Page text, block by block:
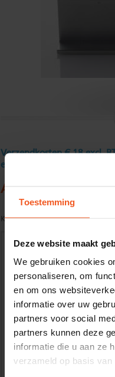
Toestemming
Deze website maakt
We gebruiken cookies
personaliseren, om
en om ons
informatie over uw
partners voor social
partners kunnen deze
informatie die u aan ze
verzameld op basis
Verzendkosten € 18 excl.
excl. BTW
Aluminium
Kwaliteit: EN AW-6060-T66
Gewenste
lengtemaat in
(max.
+/- 2
Materiaalkosten